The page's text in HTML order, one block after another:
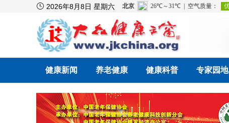
 2026年8月8日 星期六
健康新闻 养老健康 健康科普 专家园地